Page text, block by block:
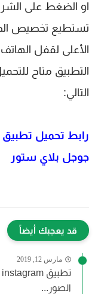
او الضغط على
تستطيع تخصيص
الأعلى لقفل
التطبيق متاح
التالي:
جوجل بلاي ستور
قد يعجبك أيضاً
مارس 12, 2019
الصور...